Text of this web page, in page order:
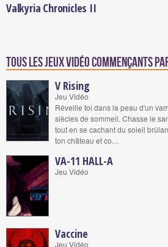
Valkyria Chronicles II
Tous les jeux vidéo commençants
V Rising
Jeu Vidéo
Réveille toi dans la peau d'un
siècles de sommeil. Chasse le
tout en se cachant du soleil
ton château et co…
VA-11 HALL-A
Jeu Vidéo
Vaccine
Jeu Vidéo